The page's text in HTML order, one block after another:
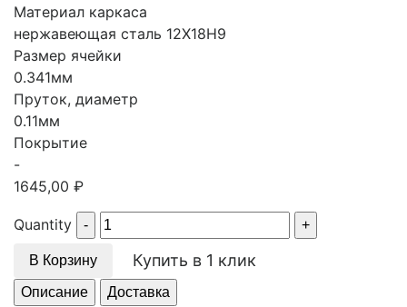
Материал каркаса
нержавеющая сталь 12Х18Н9
Размер ячейки
0.341мм
Пруток, диаметр
0.11мм
Покрытие
-
1645,00 ₽
Quantity
В Корзину Купить в 1 клик
Описание Доставка